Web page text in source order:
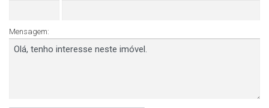
Mensagem: